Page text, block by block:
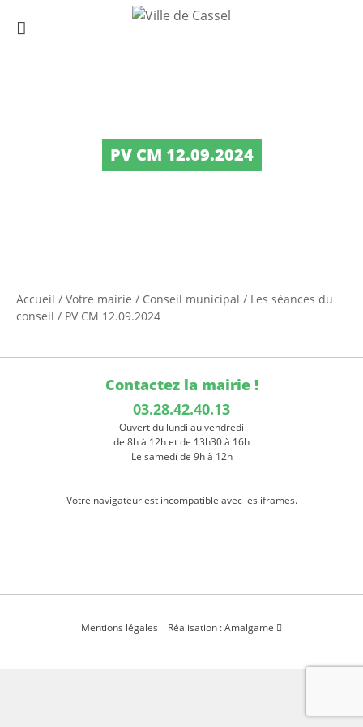
PV CM 12.09.2024
Accueil / Votre mairie / Conseil municipal / Les séances du
conseil / PV CM 12.09.2024
Contactez la mairie !
03.28.42.40.13
Ouvert du lundi au vendredi
de 8h à 12h et de 13h30 à 16h
Le samedi de 9h à 12h
Votre navigateur est incompatible avec les iframes.
Mentions légales Réalisation : Amalgame